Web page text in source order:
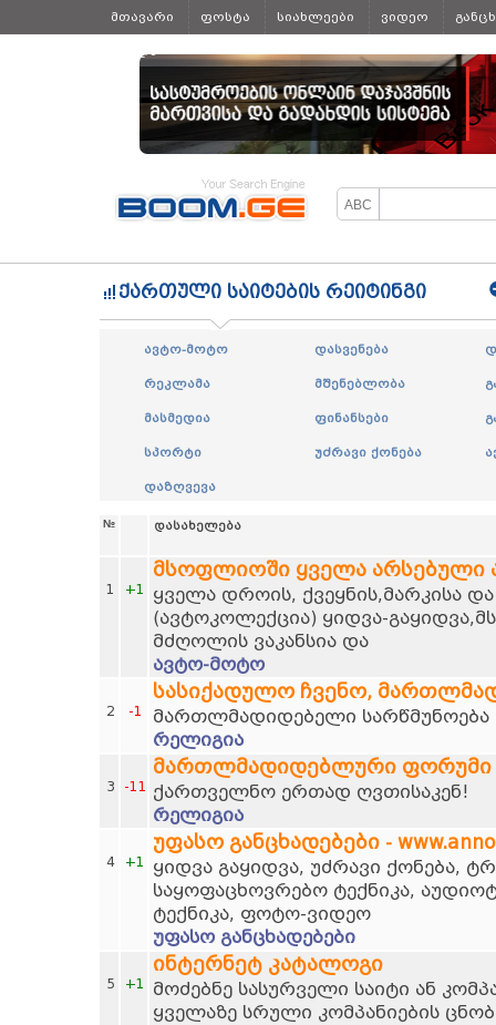
მთავარი ფოსტა სიახლეები ვიდეო
ყველა
ქართული საიტების რეიტინგი
ავტო-მოტო დასვენება
რეკლამა მშენებლობა
მასმედია ფინანსები
სპორტი უძრავი ქონება
დაზღვევა
№ დასახელება
1 +1
მსოფლიოში ყველა არსებული
ყველა დროის, ქვეყნის,მარკისა
(ავტოკოლექცია) ყიდვა-
მძღოლის ვაკანსია და
ავტო-მოტო
2 -1
სასიქადულო ჩვენო,
მართლმადიდებელი სარწმუნოება
რელიგია
3 -11
მართლმადიდებლური ფორუმი
ქართველნო ერთად ღვთისაკენ!
რელიგია
4 +1
უფასო განცხადებები -
ყიდვა გაყიდვა, უძრავი ქონება,
საყოფაცხოვრებო ტექნიკა,
ტექნიკა, ფოტო-ვიდეო
უფასო განცხადებები
5 +1
ინტერნეტ კატალოგი
მოძებნე სასურველი საიტი ან
ყველაზე სრული კომპანიების